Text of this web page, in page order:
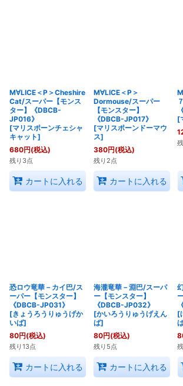
M∀LICE＜P＞Cheshire
Cat/スーパー【モンス
ター】《DBCB-
JP016》
[マリスポーンチェシャ
キャット]
680円(税込)
残り3点
カートに入れる
M∀LICE＜P＞
Dormouse/スーパー
【モンスター】
《DBCB-JP017》
[マリスポーンドーマウ
ス]
380円(税込)
残り2点
カートに入れる
[
恐ロウ竜華－カイ巴/ス
ーパー【モンスター】
《DBCB-JP031》
[きょうろうりゅうげか
いば]
80円(税込)
残り13点
カートに入れる
海瀧竜華－淵巴/スーパ
ー【モンスター】
《DBCB-JP032》
[かいろうりゅうげえん
ば]
80円(税込)
残り5点
カートに入れる
[